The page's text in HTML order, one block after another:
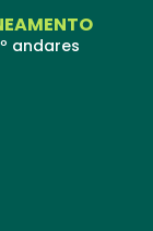
andares